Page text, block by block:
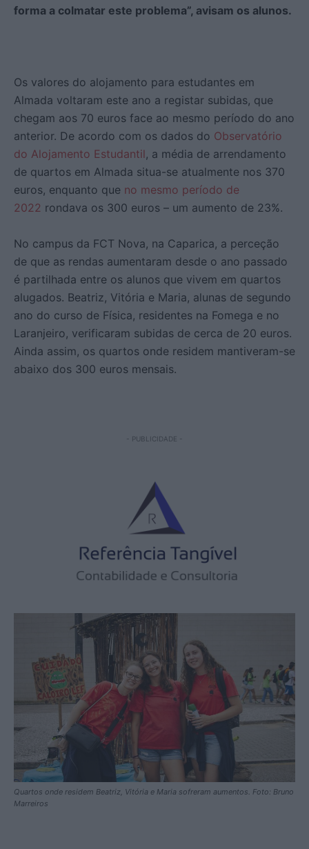
forma a colmatar este problema”, avisam os alunos.
Os valores do alojamento para estudantes em
Almada voltaram este ano a registar subidas, que
chegam aos 70 euros face ao mesmo período do ano
anterior. De acordo com os dados do Observatório
do Alojamento Estudantil, a média de arrendamento
de quartos em Almada situa-se atualmente nos 370
euros, enquanto que no mesmo período de
2022 rondava os 300 euros – um aumento de 23%.
No campus da FCT Nova, na Caparica, a perceção
de que as rendas aumentaram desde o ano passado
é partilhada entre os alunos que vivem em quartos
alugados. Beatriz, Vitória e Maria, alunas de segundo
ano do curso de Física, residentes na Fomega e no
Laranjeiro, verificaram subidas de cerca de 20 euros.
Ainda assim, os quartos onde residem mantiveram-se
abaixo dos 300 euros mensais.
- PUBLICIDADE -
Quartos onde residem Beatriz, Vitória e Maria sofreram aumentos. Foto: Bruno
Marreiros